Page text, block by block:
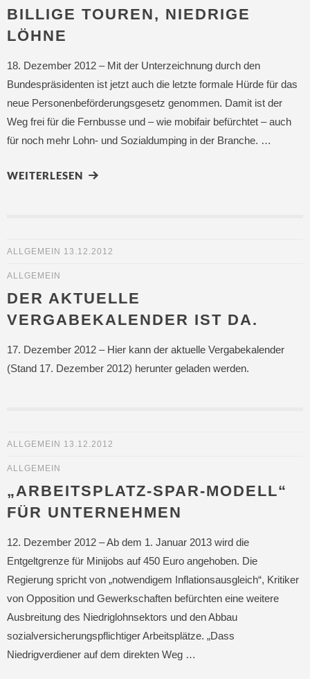
BILLIGE TOUREN, NIEDRIGE
LÖHNE
18. Dezember 2012 – Mit der Unterzeichnung durch den
Bundespräsidenten ist jetzt auch die letzte formale Hürde für das
neue Personenbeförderungsgesetz genommen. Damit ist der
Weg frei für die Fernbusse und – wie mobifair befürchtet – auch
für noch mehr Lohn- und Sozialdumping in der Branche. …
WEITERLESEN
ALLGEMEIN 13.12.2012
ALLGEMEIN
DER AKTUELLE
VERGABEKALENDER IST DA.
17. Dezember 2012 – Hier kann der aktuelle Vergabekalender
(Stand 17. Dezember 2012) herunter geladen werden.
ALLGEMEIN 13.12.2012
ALLGEMEIN
„ARBEITSPLATZ-SPAR-MODELL“
FÜR UNTERNEHMEN
12. Dezember 2012 – Ab dem 1. Januar 2013 wird die
Entgeltgrenze für Minijobs auf 450 Euro angehoben. Die
Regierung spricht von „notwendigem Inflationsausgleich“, Kritiker
von Opposition und Gewerkschaften befürchten eine weitere
Ausbreitung des Niedriglohnsektors und den Abbau
sozialversicherungspflichtiger Arbeitsplätze. „Dass
Niedrigverdiener auf dem direkten Weg …